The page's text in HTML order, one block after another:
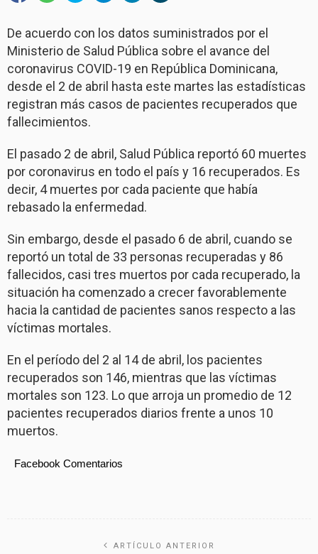
De acuerdo con los datos suministrados por el
Ministerio de Salud Pública sobre el avance del
coronavirus COVID-19 en República Dominicana,
desde el 2 de abril hasta este martes las estadísticas
registran más casos de pacientes recuperados que
fallecimientos.
El pasado 2 de abril, Salud Pública reportó 60 muertes
por coronavirus en todo el país y 16 recuperados. Es
decir, 4 muertes por cada paciente que había
rebasado la enfermedad.
Sin embargo, desde el pasado 6 de abril, cuando se
reportó un total de 33 personas recuperadas y 86
fallecidos, casi tres muertos por cada recuperado, la
situación ha comenzado a crecer favorablemente
hacia la cantidad de pacientes sanos respecto a las
víctimas mortales.
En el período del 2 al 14 de abril, los pacientes
recuperados son 146, mientras que las víctimas
mortales son 123. Lo que arroja un promedio de 12
pacientes recuperados diarios frente a unos 10
muertos.
Facebook Comentarios
ARTÍCULO ANTERIOR